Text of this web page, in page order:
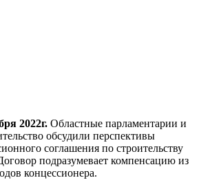
2022г. Областные парламентарии и
обсудили перспективы
соглашения по строительству
подразумевает компенсацию из
концессионера.